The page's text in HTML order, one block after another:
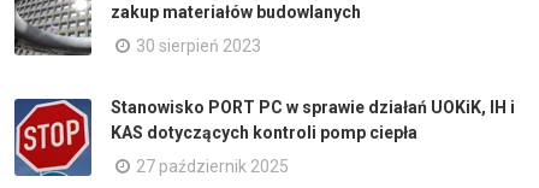
zakup materiałów budowlanych
30 sierpień 2023
Stanowisko PORT PC w sprawie działań UOKiK, IH i
KAS dotyczących kontroli pomp ciepła
27 październik 2025